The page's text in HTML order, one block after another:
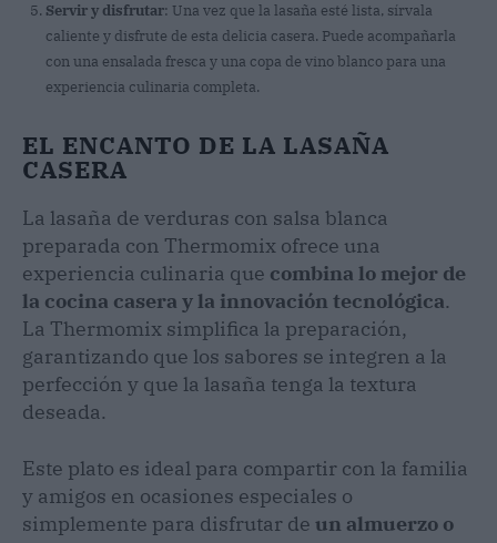
Servir y disfrutar: Una vez que la lasaña esté lista, sírvala
caliente y disfrute de esta delicia casera. Puede acompañarla
con una ensalada fresca y una copa de vino blanco para una
experiencia culinaria completa.
EL ENCANTO DE LA LASAÑA
CASERA
La lasaña de verduras con salsa blanca
preparada con Thermomix ofrece una
experiencia culinaria que combina lo mejor de
la cocina casera y la innovación tecnológica.
La Thermomix simplifica la preparación,
garantizando que los sabores se integren a la
perfección y que la lasaña tenga la textura
deseada.
Este plato es ideal para compartir con la familia
y amigos en ocasiones especiales o
simplemente para disfrutar de un almuerzo o